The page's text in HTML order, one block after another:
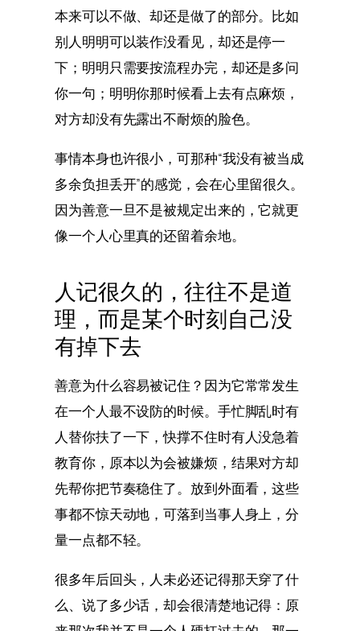
本来可以不做、却还是做了的部分。比如
别人明明可以装作没看见，却还是停一
下；明明只需要按流程办完，却还是多问
你一句；明明你那时候看上去有点麻烦，
对方却没有先露出不耐烦的脸色。
事情本身也许很小，可那种“我没有被当成
多余负担丢开”的感觉，会在心里留很久。
因为善意一旦不是被规定出来的，它就更
像一个人心里真的还留着余地。
人记很久的，往往不是道
理，而是某个时刻自己没
有掉下去
善意为什么容易被记住？因为它常常发生
在一个人最不设防的时候。手忙脚乱时有
人替你扶了一下，快撑不住时有人没急着
教育你，原本以为会被嫌烦，结果对方却
先帮你把节奏稳住了。放到外面看，这些
事都不惊天动地，可落到当事人身上，分
量一点都不轻。
很多年后回头，人未必还记得那天穿了什
么、说了多少话，却会很清楚地记得：原